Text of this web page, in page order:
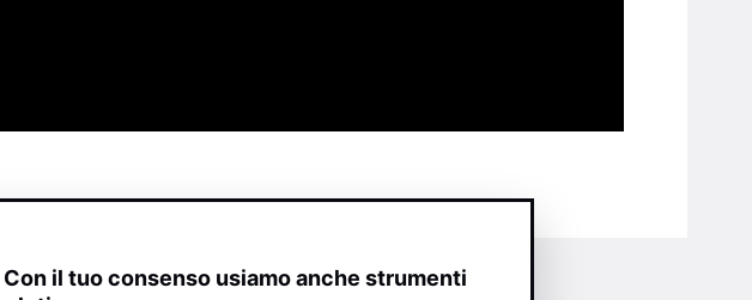
il tuo consenso usiamo anche strumenti